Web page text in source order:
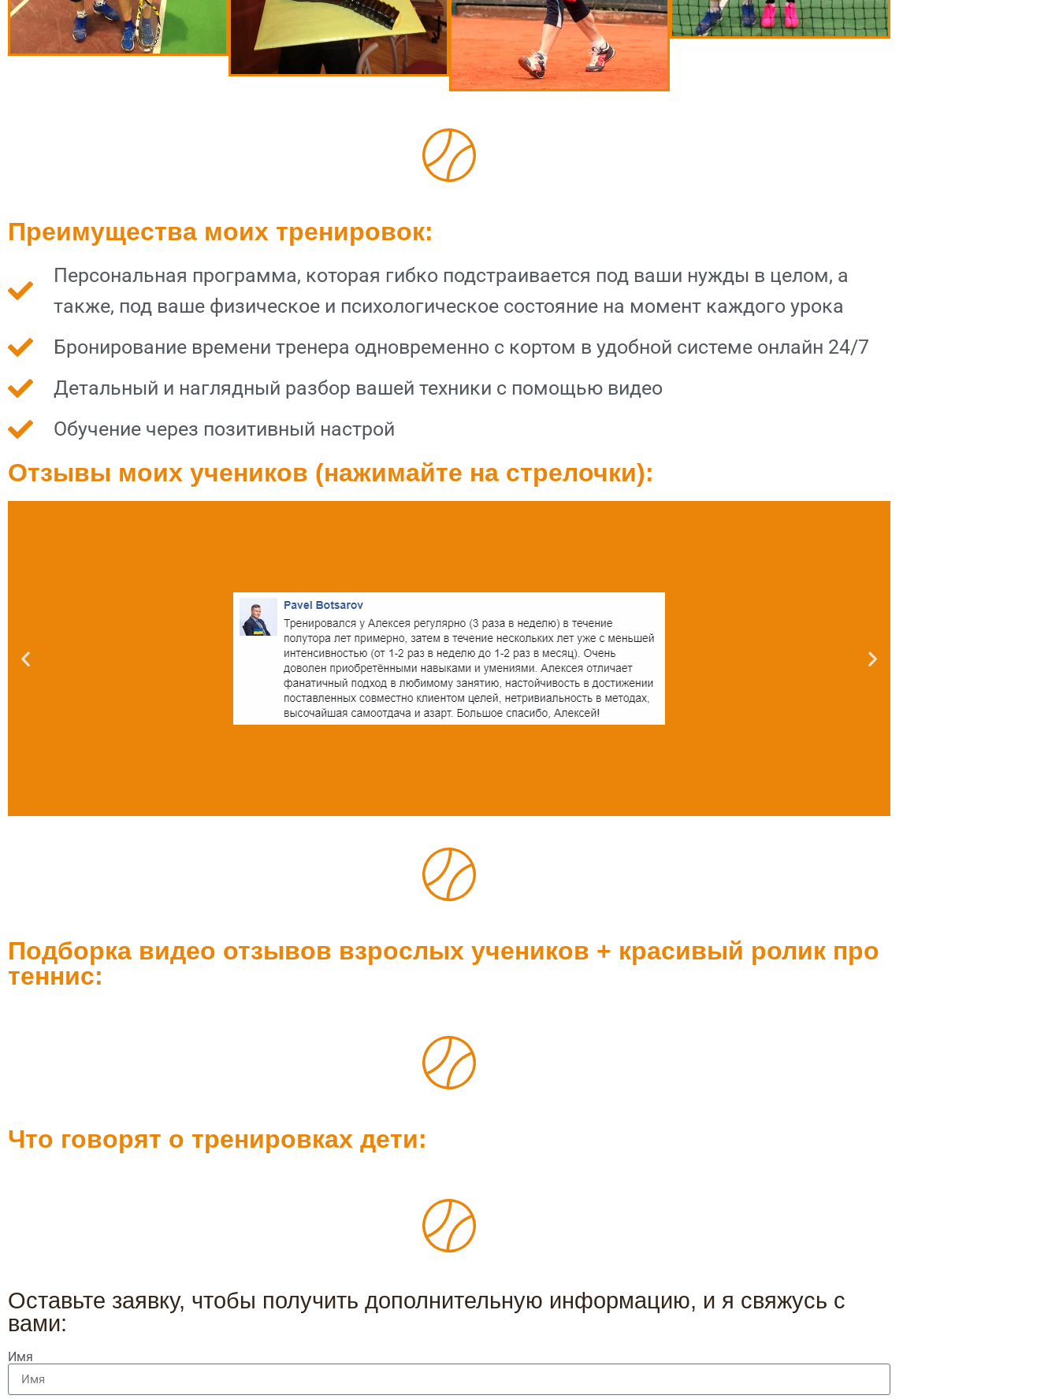
Преимущества моих тренировок:
Персональная программа, которая гибко подстраивается под ваши нужды в целом, а
также, под ваше физическое и психологическое состояние на момент каждого урока
Бронирование времени тренера одновременно с кортом в удобной системе онлайн 24/7
Детальный и наглядный разбор вашей техники с помощью видео
Обучение через позитивный настрой
Отзывы моих учеников (нажимайте на стрелочки):
Подборка видео отзывов взрослых учеников + красивый ролик про
теннис:
Что говорят о тренировках дети:
Оставьте заявку, чтобы получить дополнительную информацию, и я свяжусь с
вами:
Имя